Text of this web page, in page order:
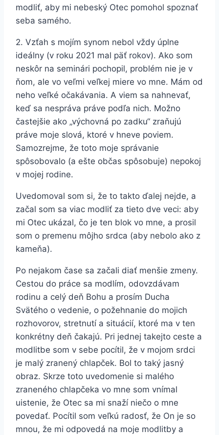
modliť, aby mi nebeský Otec pomohol spoznať
seba samého.
2. Vzťah s mojím synom nebol vždy úplne
ideálny (v roku 2021 mal päť rokov). Ako som
neskôr na seminári pochopil, problém nie je v
ňom, ale vo veľmi veľkej miere vo mne. Mám od
neho veľké očakávania. A viem sa nahnevať,
keď sa nespráva práve podľa nich. Možno
častejšie ako „výchovná po zadku“ zraňujú
práve moje slová, ktoré v hneve poviem.
Samozrejme, že toto moje správanie
spôsobovalo (a ešte občas spôsobuje) nepokoj
v mojej rodine.
Uvedomoval som si, že to takto ďalej nejde, a
začal som sa viac modliť za tieto dve veci: aby
mi Otec ukázal, čo je ten blok vo mne, a prosil
som o premenu môjho srdca (aby nebolo ako z
kameňa).
Po nejakom čase sa začali diať menšie zmeny.
Cestou do práce sa modlím, odovzdávam
rodinu a celý deň Bohu a prosím Ducha
Svätého o vedenie, o požehnanie do mojich
rozhovorov, stretnutí a situácií, ktoré ma v ten
konkrétny deň čakajú. Pri jednej takejto ceste a
modlitbe som v sebe pocítil, že v mojom srdci
je malý zranený chlapček. Bol to taký jasný
obraz. Skrze toto uvedomenie si malého
zraneného chlapčeka vo mne som vnímal
uistenie, že Otec sa mi snaží niečo o mne
povedať. Pocítil som veľkú radosť, že On je so
mnou, že mi odpovedá na moje modlitby a